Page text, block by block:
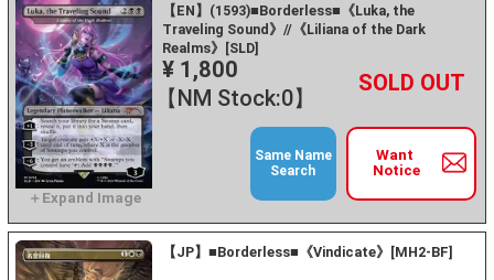
【EN】(1593)■Borderless■《Luka, the
Traveling Sound》//《Liliana of the Dark
Realms》[SLD]
¥ 1,800
【NM Stock:0】
－ +
Want
Notice
Same Name
Search
【JP】■Borderless■《Vindicate》[MH2-BF]